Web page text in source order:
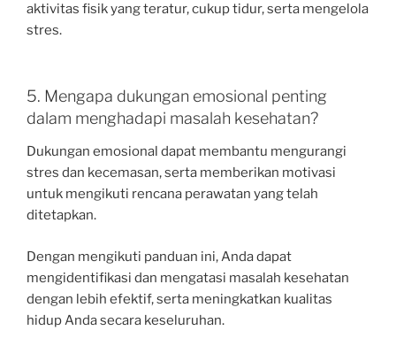
aktivitas fisik yang teratur, cukup tidur, serta mengelola
stres.
5. Mengapa dukungan emosional penting
dalam menghadapi masalah kesehatan?
Dukungan emosional dapat membantu mengurangi
stres dan kecemasan, serta memberikan motivasi
untuk mengikuti rencana perawatan yang telah
ditetapkan.
Dengan mengikuti panduan ini, Anda dapat
mengidentifikasi dan mengatasi masalah kesehatan
dengan lebih efektif, serta meningkatkan kualitas
hidup Anda secara keseluruhan.